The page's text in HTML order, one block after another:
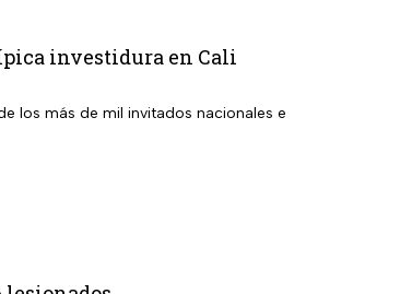
investidura en Cali
los más de mil invitados nacionales e